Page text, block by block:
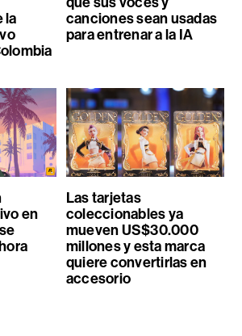
la
canciones sean usadas
para entrenar a la IA
en
Las tarjetas
coleccionables ya
mueven US$30.000
millones y esta marca
quiere convertirlas en
accesorio